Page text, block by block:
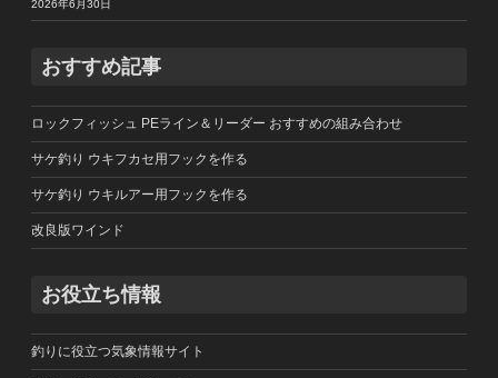
2026年6月30日
おすすめ記事
ロックフィッシュ PEライン＆リーダー おすすめの組み合わせ
サケ釣り ウキフカセ用フックを作る
サケ釣り ウキルアー用フックを作る
改良版ワインド
お役立ち情報
釣りに役立つ気象情報サイト